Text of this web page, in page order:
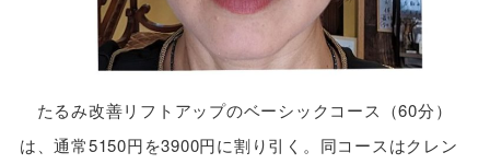
たるみ改善リフトアップのベーシックコース（60分）
は、通常5150円を3900円に割り引く。同コースはクレン